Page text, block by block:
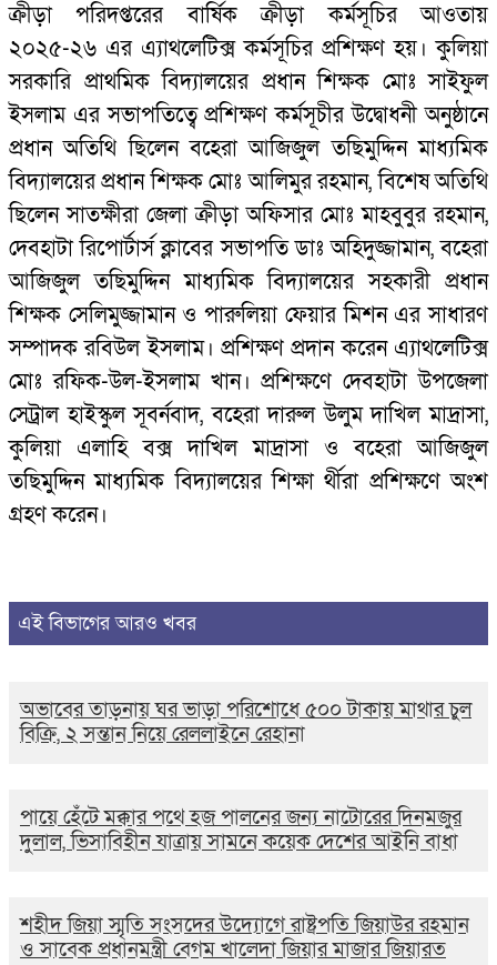
ক্রীড়া পরিদপ্তরের বার্ষিক ক্রীড়া কর্মসূচির আওতায়
২০২৫-২৬ এর এ্যাথলেটিক্স কর্মসূচির প্রশিক্ষণ হয়। কুলিয়া
সরকারি প্রাথমিক বিদ্যালয়ের প্রধান শিক্ষক মোঃ সাইফুল
ইসলাম এর সভাপতিত্বে প্রশিক্ষণ কর্মসূচীর উদ্বোধনী অনুষ্ঠানে
প্রধান অতিথি ছিলেন বহেরা আজিজুল তছিমুদ্দিন মাধ্যমিক
বিদ্যালয়ের প্রধান শিক্ষক মোঃ আলিমুর রহমান, বিশেষ অতিথি
ছিলেন সাতক্ষীরা জেলা ক্রীড়া অফিসার মোঃ মাহবুবুর রহমান,
দেবহাটা রিপোর্টার্স ক্লাবের সভাপতি ডাঃ অহিদুজ্জামান, বহেরা
আজিজুল তছিমুদ্দিন মাধ্যমিক বিদ্যালয়ের সহকারী প্রধান
শিক্ষক সেলিমুজ্জামান ও পারুলিয়া ফেয়ার মিশন এর সাধারণ
সম্পাদক রবিউল ইসলাম। প্রশিক্ষণ প্রদান করেন এ্যাথলেটিক্স
মোঃ রফিক-উল-ইসলাম খান। প্রশিক্ষণে দেবহাটা উপজেলা
সেট্রাল হাইস্কুল সূবর্নবাদ, বহেরা দারুল উলুম দাখিল মাদ্রাসা,
কুলিয়া এলাহি বক্স দাখিল মাদ্রাসা ও বহেরা আজিজুল
তছিমুদ্দিন মাধ্যমিক বিদ্যালয়ের শিক্ষা র্থীরা প্রশিক্ষণে অংশ
গ্রহণ করেন।
এই বিভাগের আরও খবর
অভাবের তাড়নায় ঘর ভাড়া পরিশোধে ৫০০ টাকায় মাথার চুল
বিক্রি, ২ সন্তান নিয়ে রেললাইনে রেহানা
পায়ে হেঁটে মক্কার পথে হজ পালনের জন্য নাটোরের দিনমজুর
দুলাল, ভিসাবিহীন যাত্রায় সামনে কয়েক দেশের আইনি বাধা
শহীদ জিয়া স্মৃতি সংসদের উদ্যোগে রাষ্ট্রপতি জিয়াউর রহমান
ও সাবেক প্রধানমন্ত্রী বেগম খালেদা জিয়ার মাজার জিয়ারত